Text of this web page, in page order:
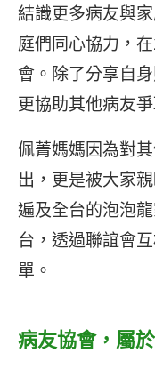
結識更多病友與
庭們同心協力，
會。除了分享自
更協助其他病友
佩菁媽媽因為對
出，更是被大家
遍及全台的泡泡
台，透過聯誼會
單。
病友協會，屬